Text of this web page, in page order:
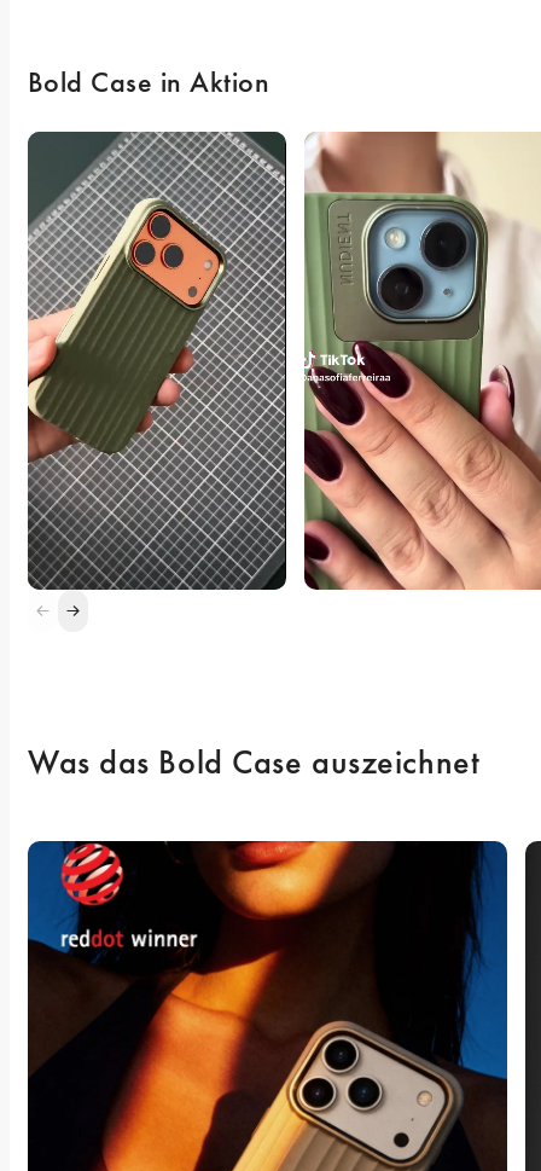
Bold Case in Aktion
Was das Bold Case auszeichnet